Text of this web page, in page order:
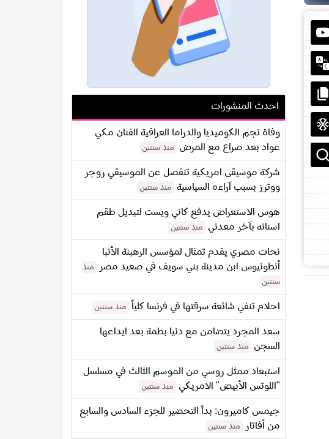
احدث المنشورات
وفاة نجم الكوميديا والدراما العراقية الفنان مكي
عواد بعد صراع مع المرض
منذ سنتين
شركة موسيقى امريكية تنفصل عن الموسيقي روجر
ووترز بسبب آراءه السياسية
منذ سنتين
هوس الاستعراض يدفع كاني ويست لتبديل طقم
اسنانه بآخر معدني
منذ سنتين
نحات مصري يقدم تمثال لمؤسس الرهبنة الأنبا
أنطونيوس ابن مدينة بني سويف في صعيد مصر
منذ
سنتين
احلام تنفي شائعة سرقتها في فرنسا كلياً منذ سنتين
سعد المجرد يتضامن مع دنيا بطمة بعد ايداعها
السجن
منذ سنتين
استبعاد ممثل روسي من الموسم الثالث في مسلسل
"اللوتس الأبيض" الامريكي
منذ سنتين
جيمس كاميرون: بدأ التحضير للجزء السادس والسابع
من أفاتار
منذ سنتين